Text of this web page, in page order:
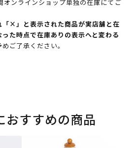
オンラインショップ単独の在庫にてご
「×」と表示された商品が実店舗と在
た時点で在庫ありの表示へと変わる
ご了承ください。
おすすめの商品